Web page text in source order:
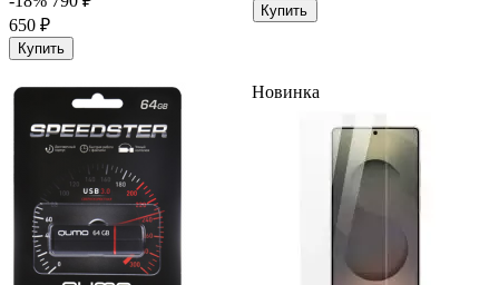
650 ₽
Купить
Купить
Новинка